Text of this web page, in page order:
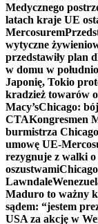
Medycznego
latach kraje UE
Mercosurem
wytyczne
przedstawiły plan
w domu w
Japonię, Tokio
kradzież towarów
Macy’sChicago:
CTAKongresmen
burmistrza Chicago
umowę UE-
rezygnuje z walki
oszustwami
Lawndale
Maduro to ważny
sądem: “jestem
USA za akcję w